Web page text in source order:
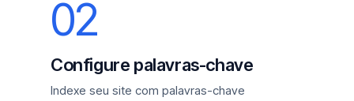
02
Configure palavras-chave
Indexe seu site com palavras-chave